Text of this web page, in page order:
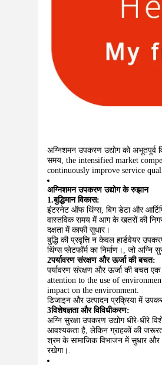
अग्निशमन उपकरण उद्योग को अभूतपूर्व
समय, the intensified market
continuously improve service
अग्निशमन उपकरण उद्योग के रुझान
1.बुद्धिमान विकास:
इंटरनेट ऑफ थिंग्स, बिग डेटा और
वास्तविक समय में आग के खतरों की
दक्षता में काफी सुधार।
बुद्धि की प्रवृत्ति न केवल हार्डवेयर
थिंग्स प्लेटफॉर्म का निर्माण।, जो
2पर्यावरण संरक्षण और ऊर्जा की बचत:
पर्यावरण संरक्षण और ऊर्जा की बचत
attention to the use of
impact on the environment.
डिजाइन और उत्पादन प्रक्रिया में
3विशेषज्ञता और विविधीकरण:
अग्नि सुरक्षा उपकरण उद्योग धीरे-धीरे
आवश्यकता है, लेकिन ग्राहकों की जरूरतों
श्रम के सामाजिक विभाजन में सुधार और
रखेगा।.